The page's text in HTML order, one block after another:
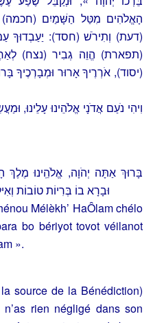
הָאֱלֹהִים מִטַּל הַשָּׁמַיִם (חכמה)
(דעת) וְתִירֹשׁ (חסד): יַעַבְדוּךָ
(תפארת) הֱוֵה גְבִיר (נצח)
(יסוד), אֹרְרֶיךָ אָרוּר וּמְבָרְכֶיךָ
וִיהִי נֹעַם אֲדֹנָי אֱלֹהֵינוּ עָלֵינוּ,
בָּרוּךְ אַתָּה יְהֹוָה, אֱלֹהֵֽינוּ
וּבָרָא בוֹ בְּרִיוֹת טוֹבוֹת
Mélèkh’ HaÔlam chélo
bo bériyot tovot véilanot
».
source de la Bénédiction)
rien négligé dans son